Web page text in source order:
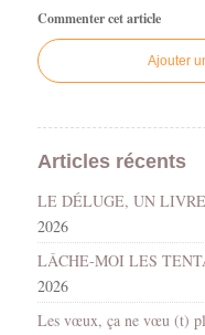
Commenter cet article
Ajouter
Articles récents
2026
2026